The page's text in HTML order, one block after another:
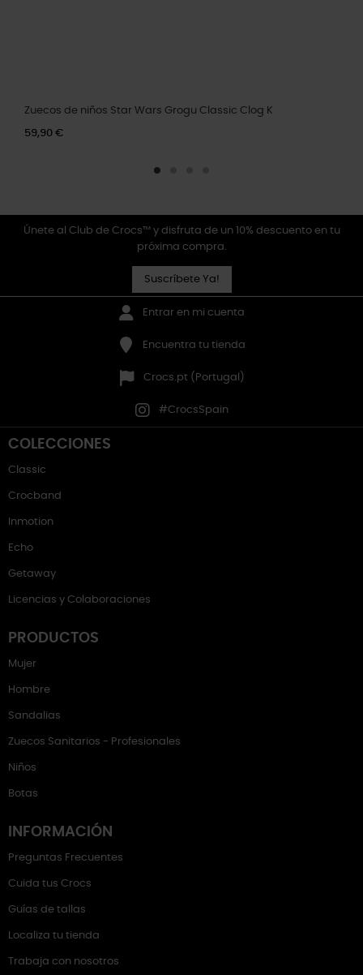
Zuecos de niños Star Wars Grogu Classic Clog K
59,90 €
Únete al Club de Crocs™ y disfruta de un 10% descuento en tu
próxima compra.
Suscríbete Ya!
Entrar en mi cuenta
Encuentra tu tienda
Crocs.pt (Portugal)
#CrocsSpain
COLECCIONES
Classic
Crocband
Inmotion
Echo
Getaway
Licencias y Colaboraciones
PRODUCTOS
Mujer
Hombre
Sandalias
Zuecos Sanitarios - Profesionales
Niños
Botas
INFORMACIÓN
Preguntas Frecuentes
Cuida tus Crocs
Guías de tallas
Localiza tu tienda
Trabaja con nosotros